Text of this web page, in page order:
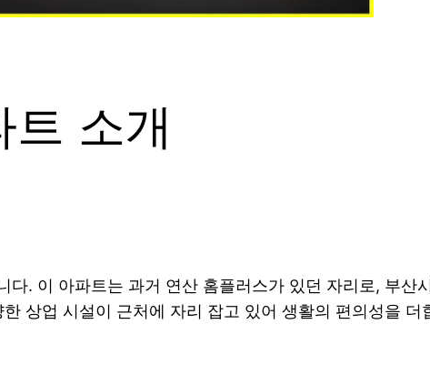
소개
. 이 아파트는 과거 연산 홈플러스가 있던 자리로, 부산
상업 시설이 근처에 자리 잡고 있어 생활의 편의성을 더